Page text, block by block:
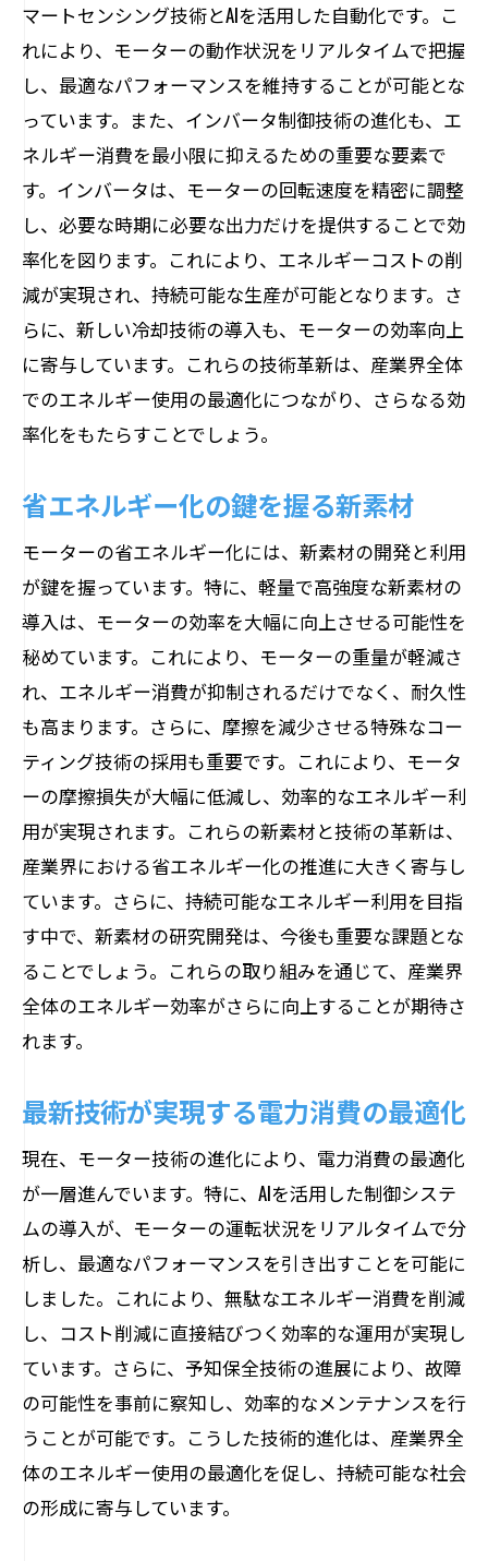
マートセンシング技術とAIを活用した自動化です。こ
れにより、モーターの動作状況をリアルタイムで把握
し、最適なパフォーマンスを維持することが可能とな
っています。また、インバータ制御技術の進化も、エ
ネルギー消費を最小限に抑えるための重要な要素で
す。インバータは、モーターの回転速度を精密に調整
し、必要な時期に必要な出力だけを提供することで効
率化を図ります。これにより、エネルギーコストの削
減が実現され、持続可能な生産が可能となります。さ
らに、新しい冷却技術の導入も、モーターの効率向上
に寄与しています。これらの技術革新は、産業界全体
でのエネルギー使用の最適化につながり、さらなる効
率化をもたらすことでしょう。
省エネルギー化の鍵を握る新素材
モーターの省エネルギー化には、新素材の開発と利用
が鍵を握っています。特に、軽量で高強度な新素材の
導入は、モーターの効率を大幅に向上させる可能性を
秘めています。これにより、モーターの重量が軽減さ
れ、エネルギー消費が抑制されるだけでなく、耐久性
も高まります。さらに、摩擦を減少させる特殊なコー
ティング技術の採用も重要です。これにより、モータ
ーの摩擦損失が大幅に低減し、効率的なエネルギー利
用が実現されます。これらの新素材と技術の革新は、
産業界における省エネルギー化の推進に大きく寄与し
ています。さらに、持続可能なエネルギー利用を目指
す中で、新素材の研究開発は、今後も重要な課題とな
ることでしょう。これらの取り組みを通じて、産業界
全体のエネルギー効率がさらに向上することが期待さ
れます。
最新技術が実現する電力消費の最適化
現在、モーター技術の進化により、電力消費の最適化
が一層進んでいます。特に、AIを活用した制御システ
ムの導入が、モーターの運転状況をリアルタイムで分
析し、最適なパフォーマンスを引き出すことを可能に
しました。これにより、無駄なエネルギー消費を削減
し、コスト削減に直接結びつく効率的な運用が実現し
ています。さらに、予知保全技術の進展により、故障
の可能性を事前に察知し、効率的なメンテナンスを行
うことが可能です。こうした技術的進化は、産業界全
体のエネルギー使用の最適化を促し、持続可能な社会
の形成に寄与しています。